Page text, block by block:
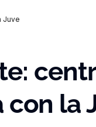
Juve
con la